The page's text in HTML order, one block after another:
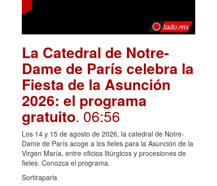
La Catedral de Notre-
Dame de París celebra la
Fiesta de la Asunción
2026: el programa
gratuito. 06:56
Los 14 y 15 de agosto de 2026, la catedral de Notre-
Dame de París acoge a los fieles para la Asunción de la
Virgen María, entre oficios litúrgicos y procesiones de
fieles. Conozca el programa.
Sortiraparis